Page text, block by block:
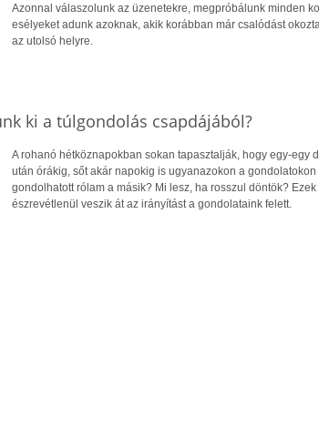
Azonnal válaszolunk az üzenetekre, megpróbálunk minden
esélyeket adunk azoknak, akik korábban már csalódást
az utolsó helyre.
ki a túlgondolás csapdájából?
A rohanó hétköznapokban sokan tapasztalják, hogy egy-egy
után órákig, sőt akár napokig is ugyanazokon a
gondolhatott rólam a másik? Mi lesz, ha rosszul döntök?
észrevétlenül veszik át az irányítást a gondolataink felett.